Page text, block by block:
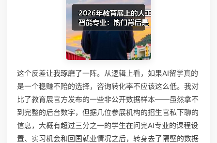
这个反差让我琢磨了一阵。从逻辑上看，如果AI留学真的
是一个稳赚不赔的选择，咨询转化率不应该这么低。我对
比了教育展官方发布的一些非公开数据样本——虽然拿不
到完整的后台数字，但据几位参展机构的招生官私下聊的
信息，大概有超过三分之一的学生在问完AI专业的课程设
置、实习机会和回国就业情况之后，转身去了隔壁的数据